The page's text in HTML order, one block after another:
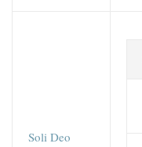
Soli Deo